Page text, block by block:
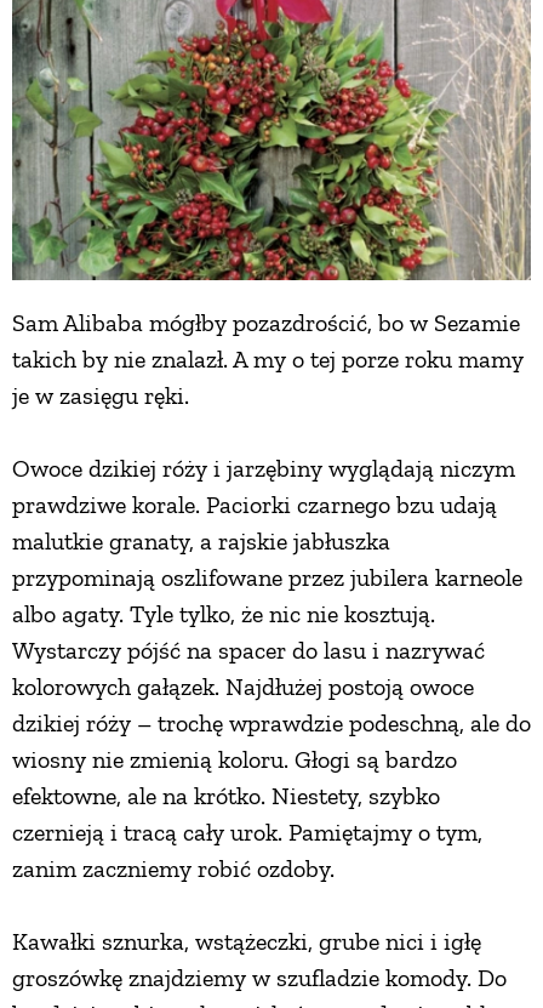
Sam Alibaba mógłby pozazdrościć, bo w Sezamie
takich by nie znalazł. A my o tej porze roku mamy
je w zasięgu ręki.
Owoce dzikiej róży i jarzębiny wyglądają niczym
prawdziwe korale. Paciorki czarnego bzu udają
malutkie granaty, a rajskie jabłuszka
przypominają oszlifowane przez jubilera karneole
albo agaty. Tyle tylko, że nic nie kosztują.
Wystarczy pójść na spacer do lasu i nazrywać
kolorowych gałązek. Najdłużej postoją owoce
dzikiej róży – trochę wprawdzie podeschną, ale do
wiosny nie zmienią koloru. Głogi są bardzo
efektowne, ale na krótko. Niestety, szybko
czernieją i tracą cały urok. Pamiętajmy o tym,
zanim zaczniemy robić ozdoby.
Kawałki sznurka, wstążeczki, grube nici i igłę
groszówkę znajdziemy w szufladzie komody. Do